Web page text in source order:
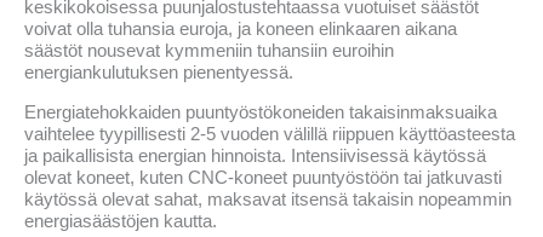
keskikokoisessa puunjalostustehtaassa vuotuiset säästöt
voivat olla tuhansia euroja, ja koneen elinkaaren aikana
säästöt nousevat kymmeniin tuhansiin euroihin
energiankulutuksen pienentyessä.
Energiatehokkaiden puuntyöstökoneiden takaisinmaksuaika
vaihtelee tyypillisesti 2-5 vuoden välillä riippuen käyttöasteesta
ja paikallisista energian hinnoista. Intensiivisessä käytössä
olevat koneet, kuten CNC-koneet puuntyöstöön tai jatkuvasti
käytössä olevat sahat, maksavat itsensä takaisin nopeammin
energiasäästöjen kautta.